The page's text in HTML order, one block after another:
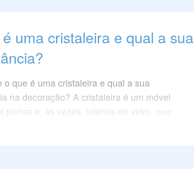
uma cristaleira e qual a sua
o que é uma cristaleira e qual a sua
na decoração? A cristaleira é um móvel
portas e, às vezes, laterais de vidro, que